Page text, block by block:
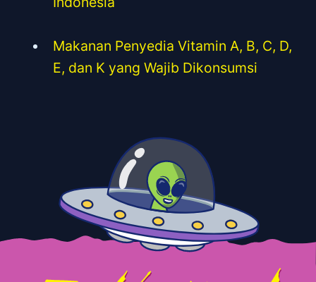
Makanan Penyedia Vitamin A, B, C, D,
E, dan K yang Wajib Dikonsumsi